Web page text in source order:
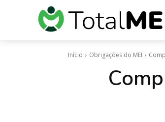
Início Obrigações do MEI